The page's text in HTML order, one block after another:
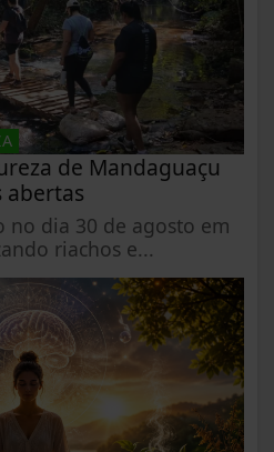
de Mandaguaçu
abertas
no dia 30 de agosto em
riachos e...